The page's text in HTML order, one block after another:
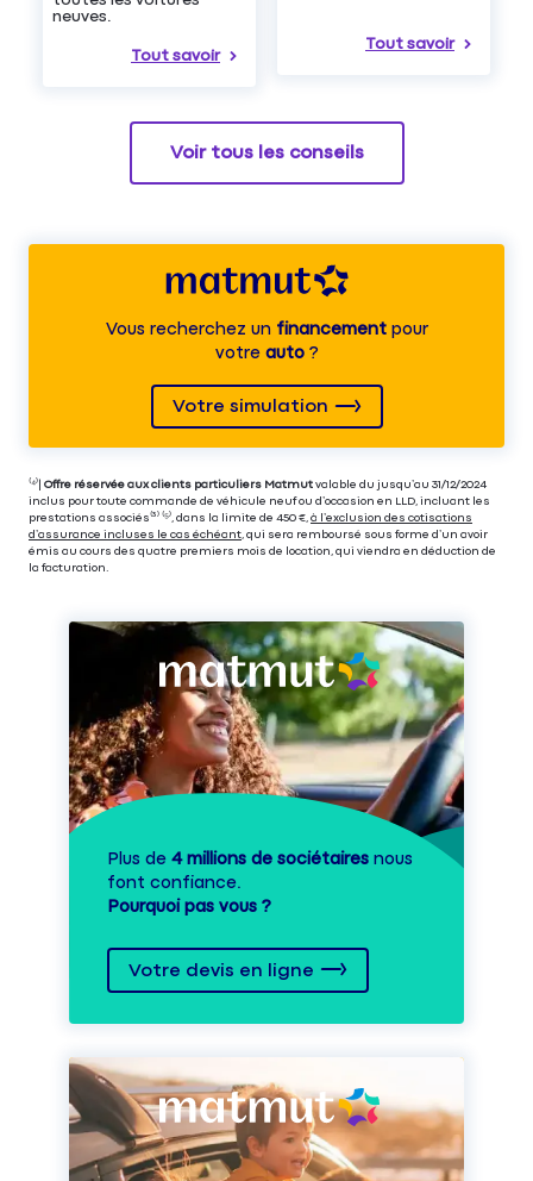
neuves.
Tout savoir
Tout savoir
Voir tous les conseils
Vous recherchez unfinancementpour
votre auto?
Votre simulation
⁽⁴⁾| Offre réservée aux clients particuliers Matmut valable du jusqu’au 31/12/2024
inclus pour toute commande de véhicule neuf ou d’occasion en LLD, incluant les
prestations associés⁽³⁾ ⁽⁵⁾, dans la limite de 450 €, à l’exclusion des cotisations
d’assurance incluses le cas échéant, qui sera remboursé sous forme d’un avoir
émis au cours des quatre premiers mois de location, qui viendra en déduction de
la facturation.
Plus de 4 millions de sociétaires nous
font confiance.
Pourquoi pas vous ?
Votre devis en ligne